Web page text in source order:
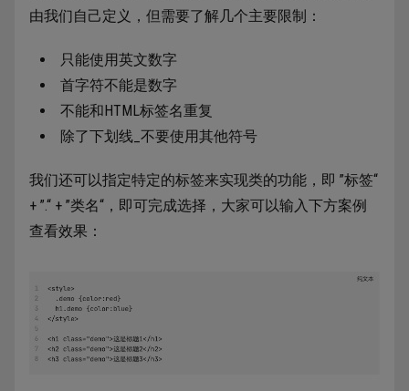
由我们自己定义，但需要了解几个主要限制：
只能使用英文数字
首字符不能是数字
不能和HTML标签名重复
除了下划线_不要使用其他符号
我们还可以指定特定的标签来实现类的功能，即 ”标签“
+ ”.“ + ”类名“，即可完成选择，大家可以输入下方案例
查看效果：